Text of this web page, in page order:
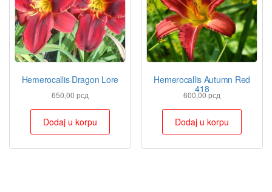
Hemerocallis Dragon Lore
650,00 рсд
Dodaj u korpu
Hemerocallis Autumn Red
418
600,00рсд
Dodaj u korpu